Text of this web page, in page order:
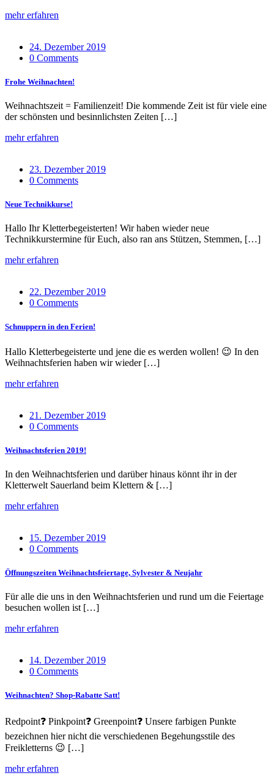
mehr erfahren
24. Dezember 2019
0 Comments
Frohe Weihnachten!
Weihnachtszeit = Familienzeit! Die kommende Zeit ist für viele eine
der schönsten und besinnlichsten Zeiten […]
mehr erfahren
23. Dezember 2019
0 Comments
Neue Technikkurse!
Hallo Ihr Kletterbegeisterten! Wir haben wieder neue
Technikkurstermine für Euch, also ran ans Stützen, Stemmen, […]
mehr erfahren
22. Dezember 2019
0 Comments
Schnuppern in den Ferien!
Hallo Kletterbegeisterte und jene die es werden wollen! 😉 In den
Weihnachtsferien haben wir wieder […]
mehr erfahren
21. Dezember 2019
0 Comments
Weihnachtsferien 2019!
In den Weihnachtsferien und darüber hinaus könnt ihr in der
Kletterwelt Sauerland beim Klettern & […]
mehr erfahren
15. Dezember 2019
0 Comments
Öffnungszeiten Weihnachtsfeiertage, Sylvester & Neujahr
Für alle die uns in den Weihnachtsferien und rund um die Feiertage
besuchen wollen ist […]
mehr erfahren
14. Dezember 2019
0 Comments
Weihnachten? Shop-Rabatte Satt!
Redpoint❓ Pinkpoint❓ Greenpoint❓ Unsere farbigen Punkte
bezeichnen hier nicht die verschiedenen Begehungsstile des
Freikletterns 😉 […]
mehr erfahren